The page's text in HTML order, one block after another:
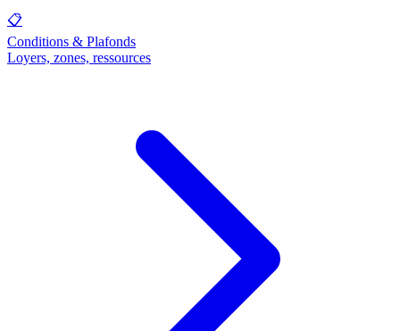
📋
Conditions & Plafonds
Loyers, zones, ressources